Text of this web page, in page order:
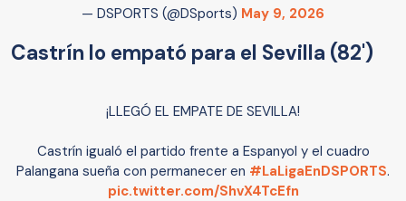
— DSPORTS (@DSports) May 9, 2026
Castrín lo empató para el Sevilla (82')
¡LLEGÓ EL EMPATE DE SEVILLA!
Castrín igualó el partido frente a Espanyol y el cuadro
Palangana sueña con permanecer en #LaLigaEnDSPORTS.
pic.twitter.com/ShvX4TcEfn